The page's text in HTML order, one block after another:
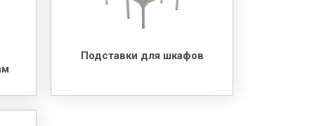
Подставки для шкафов